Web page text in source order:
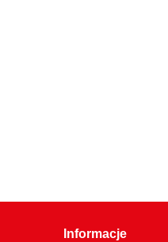
Informacje